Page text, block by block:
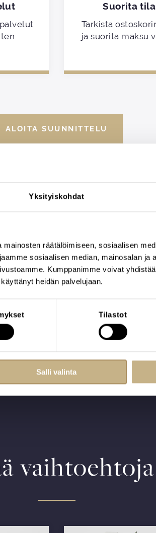
Yksityiskohdat
räätälöimiseen, sosiaalisen
sosiaalisen median, mainosalan ja
Kumppanimme voivat
heidän palvelujaan.
Tilastot
Salli valinta
Suorita
Tarkista
ja suorita maksu
ALOITA SUUNNITTELU
apunasi
mielellämme
vaihtoehtoja